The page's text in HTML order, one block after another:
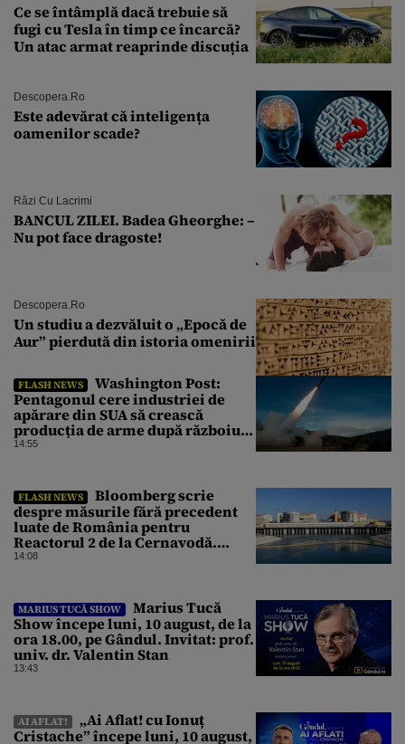
Ce se întâmplă dacă trebuie să
fugi cu Tesla în timp ce încarcă?
Un atac armat reaprinde discuția
Descopera.ro
Este adevărat că inteligența
oamenilor scade?
Râzi Cu Lacrimi
BANCUL ZILEI. Badea Gheorghe: –
Nu pot face dragoste!
Descopera.ro
Un studiu a dezvăluit o „Epocă de
Aur” pierdută din istoria omenirii
FLASH NEWS
Washington Post:
Pentagonul cere industriei de
apărare din SUA să crească
producția de arme după războiul
cu Iranul
14:55
FLASH NEWS
Bloomberg scrie
despre măsurile fără precedent
luate de România pentru
Reactorul 2 de la Cernavodă.
Operațiunea a mai câștigat nouă
14:08
MARIUS TUCĂ SHOW
Marius Tucă
Show începe luni, 10 august, de la
ora 18.00, pe Gândul. Invitat: prof.
univ. dr. Valentin Stan
13:43
AI AFLAT!
„Ai Aflat! cu Ionuț
Cristache” începe luni, 10 august,